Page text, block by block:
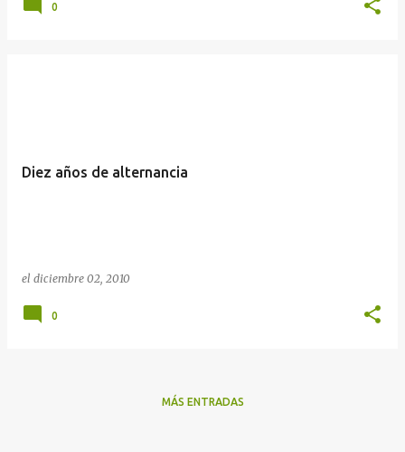
0
Diez años de alternancia
el diciembre 02, 2010
0
MÁS ENTRADAS